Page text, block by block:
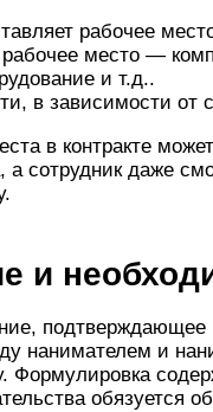
рабочее
место —
и т.д..
в зависимости от
в контракте
а сотрудник даже
и
подтверждающее
нанимателем и
Формулировка
обязуется